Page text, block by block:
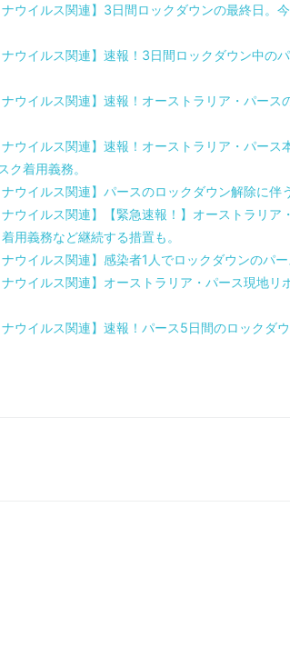
ウイルス関連】3日間ロックダウンの最終日。
ウイルス関連】速報！3日間ロックダウン中の
ウイルス関連】速報！オーストラリア・パース
ウイルス関連】速報！オーストラリア・パー
ク着用義務。
ウイルス関連】パースのロックダウン解除に伴
ウイルス関連】【緊急速報！】オーストラリ
用義務など継続する措置も。
ウイルス関連】感染者1人でロックダウンのパ
ウイルス関連】オーストラリア・パース現地リ
ウイルス関連】速報！パース5日間のロックダ